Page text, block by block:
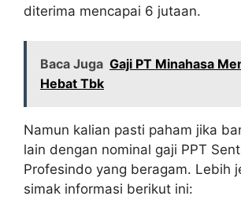
diterima mencapai 6 jutaan.
Baca Juga Gaji PT Minahasa
Hebat Tbk
Namun kalian pasti paham jika
lain dengan nominal gaji PPT
Profesindo yang beragam. Lebih
simak informasi berikut ini: